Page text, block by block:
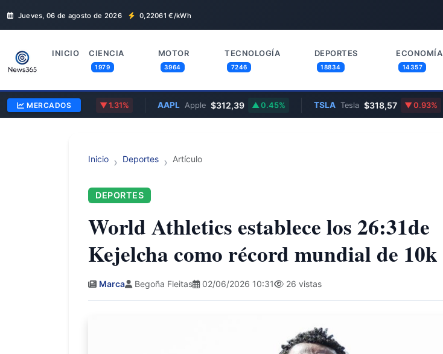
Jueves, 06 de agosto de 2026 0,22061 €/kWh
INICIO CIENCIA
1979
MOTOR
3964
TECNOLOGÍA
7246
DEPORTES
18834
ECONOMÍA
14357
MERCADOS
Google $357,69 1.31% AAPL Apple $312,39 0.45% TSLA Tesla $318,57 0.93%
Inicio Deportes Artículo
DEPORTES
World Athletics establece los 26:31de
Kejelcha como récord mundial de 10k
Marca Begoña Fleitas 02/06/2026 10:31 26 vistas